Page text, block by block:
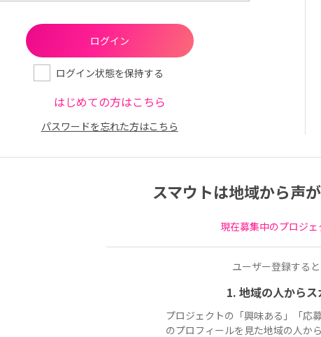
ログイン状態を保持する
はじめての方はこちら
パスワードを忘れた方はこちら
スマウトは地域から声
現在募集中のプロジェ
ユーザー登録する
1. 地域の人から
プロジェクトの「興味ある」「応
のプロフィールを見た地域の人か